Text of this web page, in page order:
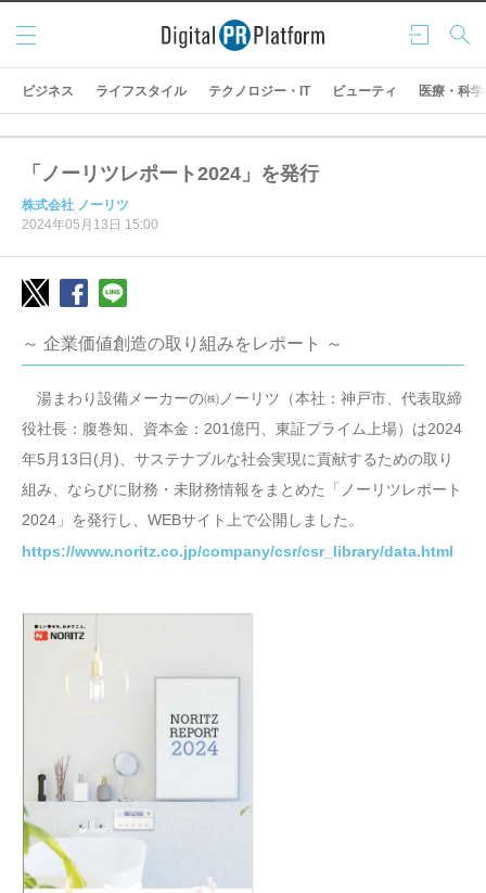
ログ
イン
検索
メニ
ュー
ビジネス ライフスタイル テクノロジー・IT ビューティ 医療・科学
「ノーリツレポート2024」を発行
株式会社 ノーリツ
2024年05月13日 15:00
～ 企業価値創造の取り組みをレポート ～
湯まわり設備メーカーの㈱ノーリツ（本社：神戸市、代表取締
役社長：腹巻知、資本金：201億円、東証プライム上場）は2024
年5月13日(月)、サステナブルな社会実現に貢献するための取り
組み、ならびに財務・未財務情報をまとめた「ノーリツレポート
2024」を発行し、WEBサイト上で公開しました。
https://www.noritz.co.jp/company/csr/csr_library/data.html